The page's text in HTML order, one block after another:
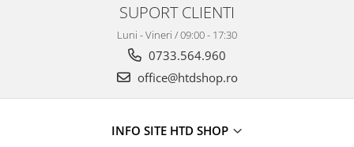
SUPORT CLIENTI
Luni - Vineri / 09:00 - 17:30
0733.564.960
office@htdshop.ro
INFO SITE HTD SHOP